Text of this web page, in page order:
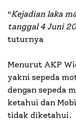
“Kejadian laka
tanggal 4 Juni
tuturnya
Menurut AKP
yakni sepeda
dengan sepeda
ketahui dan
tidak diketahui.